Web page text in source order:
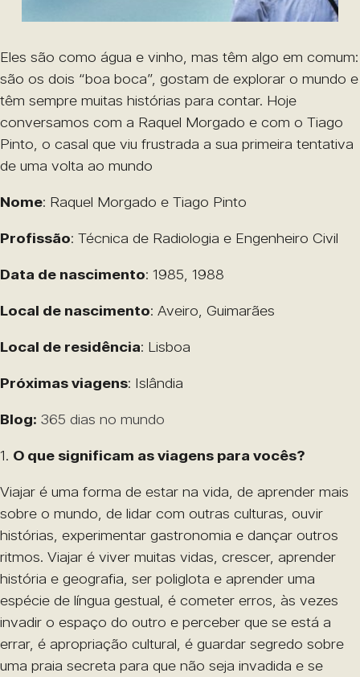
Eles são como água e vinho, mas têm algo em comum:
são os dois “boa boca”, gostam de explorar o mundo e
têm sempre muitas histórias para contar. Hoje
conversamos com a Raquel Morgado e com o Tiago
Pinto, o casal que viu frustrada a sua primeira tentativa
de uma volta ao mundo
Nome: Raquel Morgado e Tiago Pinto
Profissão: Técnica de Radiologia e Engenheiro Civil
Data de nascimento: 1985, 1988
Local de nascimento: Aveiro, Guimarães
Local de residência: Lisboa
Próximas viagens: Islândia
Blog: 365 dias no mundo
1. O que significam as viagens para vocês?
Viajar é uma forma de estar na vida, de aprender mais
sobre o mundo, de lidar com outras culturas, ouvir
histórias, experimentar gastronomia e dançar outros
ritmos. Viajar é viver muitas vidas, crescer, aprender
história e geografia, ser poliglota e aprender uma
espécie de língua gestual, é cometer erros, às vezes
invadir o espaço do outro e perceber que se está a
errar, é apropriação cultural, é guardar segredo sobre
uma praia secreta para que não seja invadida e se